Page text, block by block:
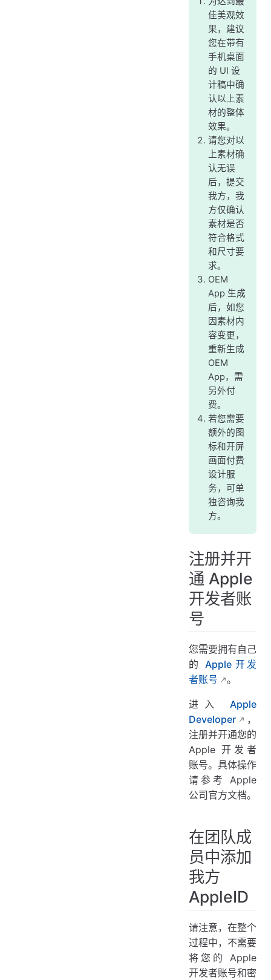
佳美观效
果，建议
您在带有
手机桌面
的 UI 设
计稿中确
认以上素
材的整体
效果。
请您对以
上素材确
认无误
后，提交
我方，我
方仅确认
素材是否
符合格式
和尺寸要
求。
OEM
App 生成
后，如您
因素材内
容变更，
重新生成
OEM
App，需
另外付
费。
若您需要
额外的图
标和开屏
画面付费
设计服
务，可单
独咨询我
方。
注册并开
通 Apple
开发者账
号
您需要拥有自己
的 Apple 开发
者账号
。
进入 Apple
Developer
，
注册并开通您的
Apple 开发者
账号。具体操作
请参考 Apple
公司官方文档。
在团队成
员中添加
我方
AppleID
请注意，在整个
过程中，不需要
将您的 Apple
开发者账号和密